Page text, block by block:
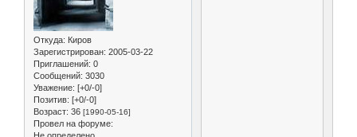
Откуда: Киров
Зарегистрирован: 2005-03-22
Приглашений: 0
Сообщений: 3030
Уважение: [+0/-0]
Позитив: [+0/-0]
Возраст: 36 [1990-05-16]
Провел на форуме: